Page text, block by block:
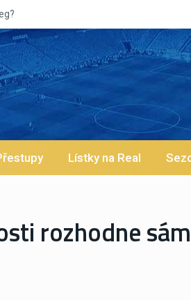
Vypískaný Vinícius! Blíží se
Lístky na Real
rozhodne